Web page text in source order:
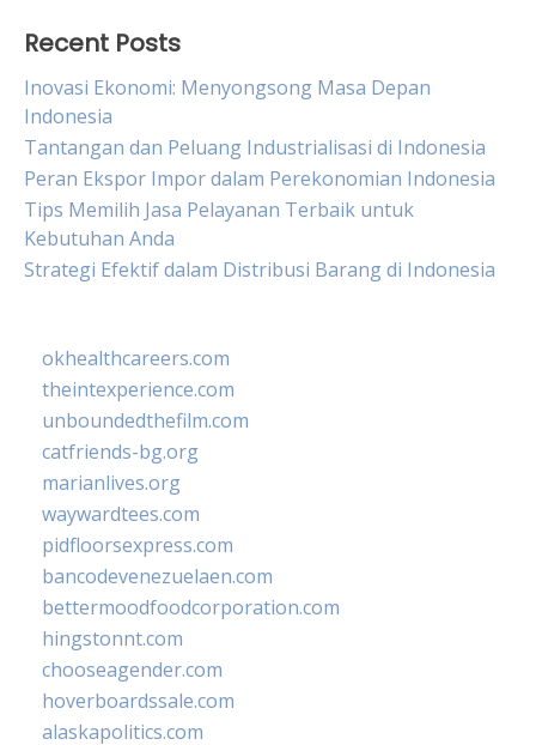
Recent Posts
Inovasi Ekonomi: Menyongsong Masa Depan
Indonesia
Tantangan dan Peluang Industrialisasi di Indonesia
Peran Ekspor Impor dalam Perekonomian Indonesia
Tips Memilih Jasa Pelayanan Terbaik untuk
Kebutuhan Anda
Strategi Efektif dalam Distribusi Barang di Indonesia
okhealthcareers.com
theintexperience.com
unboundedthefilm.com
catfriends-bg.org
marianlives.org
waywardtees.com
pidfloorsexpress.com
bancodevenezuelaen.com
bettermoodfoodcorporation.com
hingstonnt.com
chooseagender.com
hoverboardssale.com
alaskapolitics.com